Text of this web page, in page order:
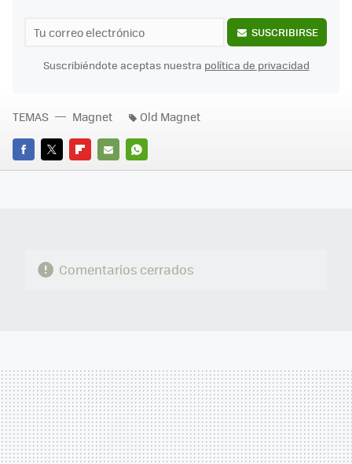
SUSCRIBIRSE
Suscribiéndote aceptas nuestra política de privacidad
FACEBOOK
TWITTERFLIPBOARD
E-
WHATSAPP
TEMAS Magnet Old Magnet
Comentarios cerrados